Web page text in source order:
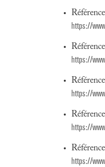
https://
https://
https://
https://
https://